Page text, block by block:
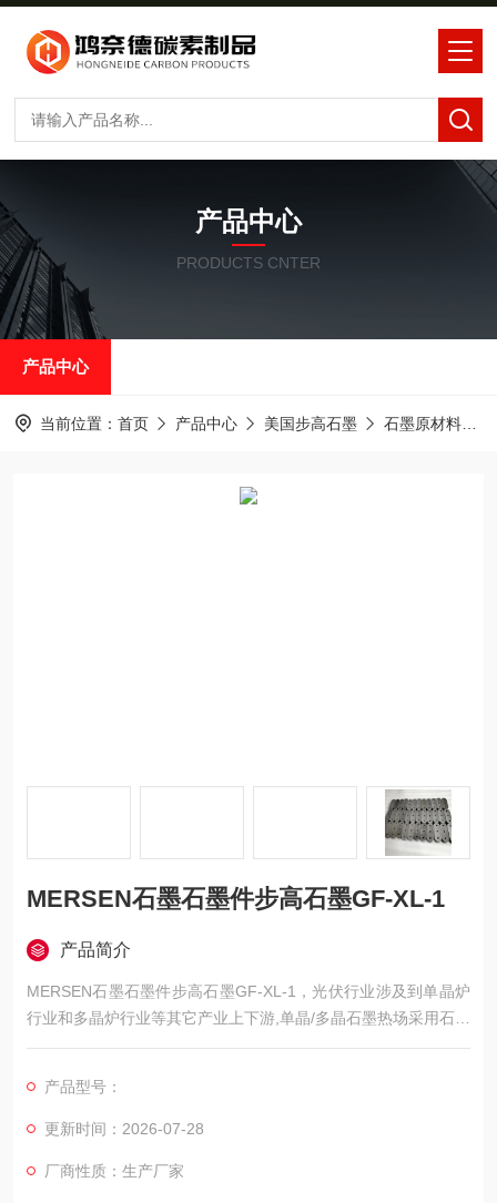
产品中心
PRODUCTS CNTER
产品中心
当前位置： 首页 产品中心 美国步高石墨 石墨原材料
MERSEN石墨石墨件步高石墨GF-XL-1
产品简介
MERSEN石墨石墨件步高石墨GF-XL-1，光伏行业涉及到单晶炉
行业和多晶炉行业等其它产业上下游,单晶/多晶石墨热场采用石墨
原材料精加工而成,为客户提供良好的石墨制品体验,同时也提高了
产品型号：
更新时间：2026-07-28
厂商性质：生产厂家